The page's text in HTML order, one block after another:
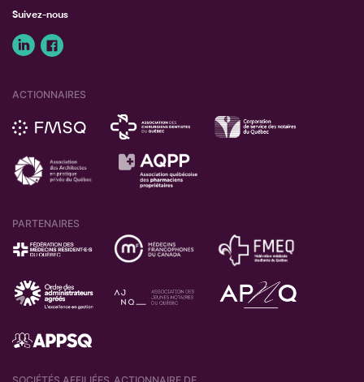
Suivez-nous
ACTIONNAIRES
PARTENAIRES